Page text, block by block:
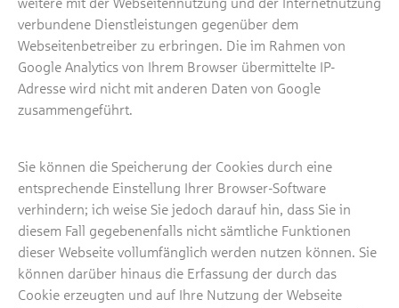
weitere mit der Webseitennutzung und der Internetnutzung
verbundene Dienstleistungen gegenüber dem
Webseitenbetreiber zu erbringen. Die im Rahmen von
Google Analytics von Ihrem Browser übermittelte IP-
Adresse wird nicht mit anderen Daten von Google
zusammengeführt.
Sie können die Speicherung der Cookies durch eine
entsprechende Einstellung Ihrer Browser-Software
verhindern; ich weise Sie jedoch darauf hin, dass Sie in
diesem Fall gegebenenfalls nicht sämtliche Funktionen
dieser Webseite vollumfänglich werden nutzen können. Sie
können darüber hinaus die Erfassung der durch das
Cookie erzeugten und auf Ihre Nutzung der Webseite